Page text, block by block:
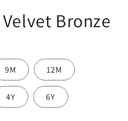
Bronze
9M 12M
4Y 6Y